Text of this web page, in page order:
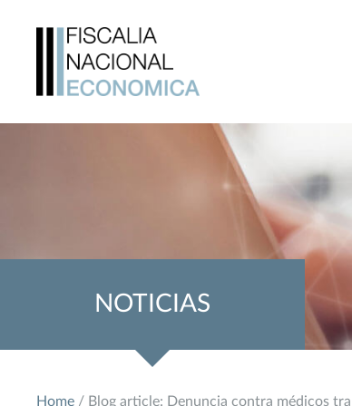
NOTICIAS
Home / Blog article: Denuncia contra médicos